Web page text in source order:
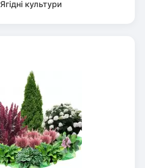
Ягідні культури